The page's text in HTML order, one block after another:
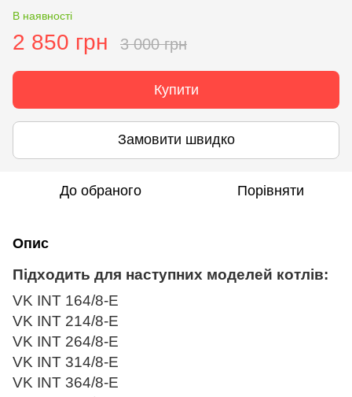
В наявності
2 850 грн 3 000 грн
Купити
Замовити швидко
До обраного Порівняти
Опис
Підходить для наступних моделей котлів:
VK INT 164/8-E
VK INT 214/8-E
VK INT 264/8-E
VK INT 314/8-E
VK INT 364/8-E